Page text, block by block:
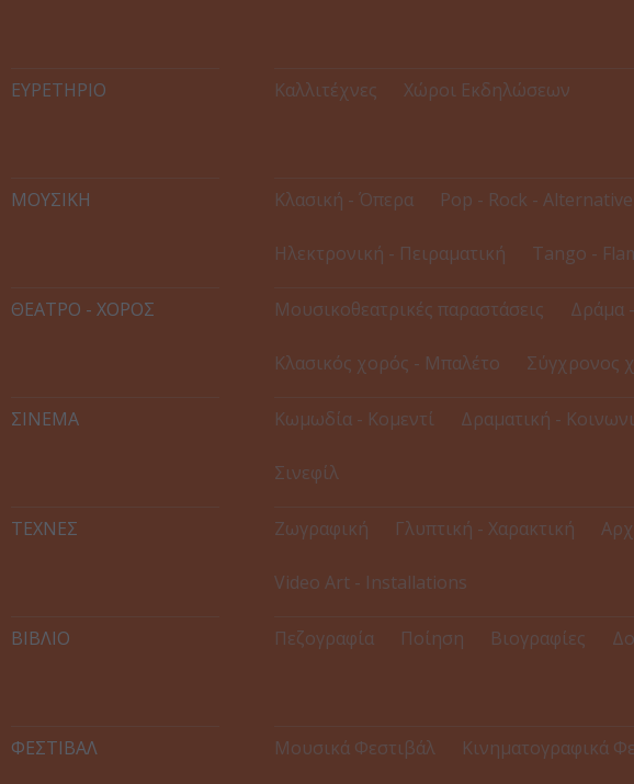
ΕΥΡΕΤΉΡΙΟ Καλλιτέχνες Χώροι Εκδηλώσεων
ΜΟΥΣΙΚΗ Κλασική - Όπερα Pop - Rock - Alternative
Ηλεκτρονική - Πειραματική Tango -
ΘΕΑΤΡΟ - ΧΟΡΟΣ Μουσικοθεατρικές παραστάσεις Δράμα
Κλασικός χορός - Μπαλέτο Σύγχρονος
ΣΙΝΕΜΑ Κωμωδία - Κομεντί Δραματική -
Σινεφίλ
ΤΕΧΝΕΣ Ζωγραφική Γλυπτική - Χαρακτική
Video Art - Installations
ΒΙΒΛΙΟ Πεζογραφία Ποίηση Βιογραφίες
ΦΕΣΤΙΒΑΛ Μουσικά Φεστιβάλ Κινηματογραφικά